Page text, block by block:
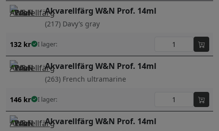
Akvarellfärg W&N Prof. 14ml
(217) Davy’s gray
132 kr I lager:
Akvarellfärg W&N Prof. 14ml
(263) French ultramarine
146 kr I lager:
Akvarellfärg W&N Prof. 14ml